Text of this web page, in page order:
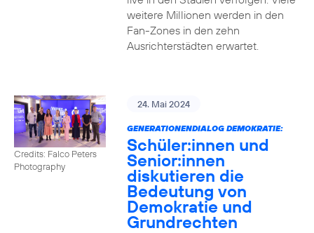
weitere Millionen werden in den
Fan-Zones in den zehn
Ausrichterstädten erwartet.
Credits: Falco Peters
Photography
24. Mai 2024
GENERATIONENDIALOG DEMOKRATIE:
Schüler:innen und
Senior:innen
diskutieren die
Bedeutung von
Demokratie und
Grundrechten